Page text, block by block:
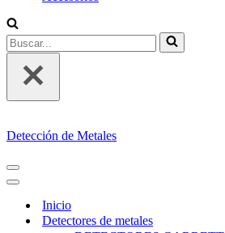
Buscar...
Detección de Metales
MENÚ
DE
NAVEGACIÓN
MENÚ
DE
NAVEGACIÓN
Inicio
Detectores de metales